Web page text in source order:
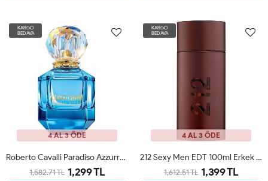
KARGO
BEDAVA
4 AL 3 ÖDE
Roberto Cavalli Paradiso Azzurro EDP 75ml Kadın Parfüm Tester
1,582.71 TL 1,299 TL
KARGO
BEDAVA
4 AL 3 ÖDE
212 Sexy Men EDT 100ml Erkek Parfüm Tester
1,612.51 TL 1,399 TL